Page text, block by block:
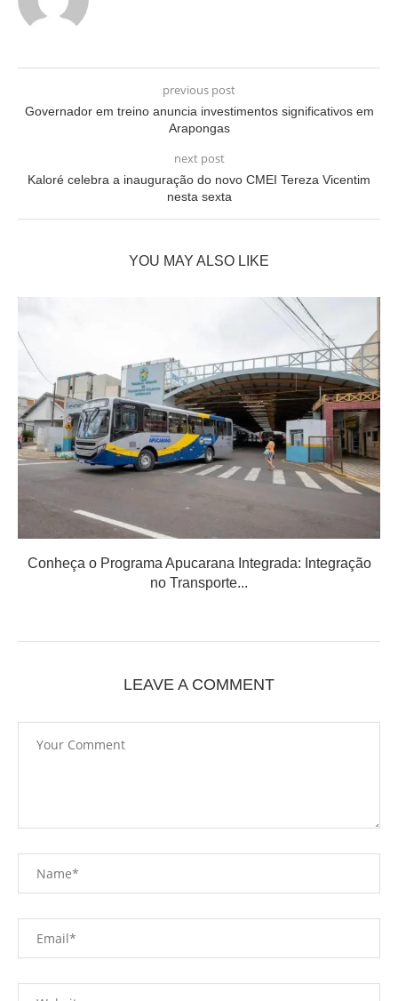
previous post
Governador em treino anuncia investimentos significativos em
Arapongas
next post
Kaloré celebra a inauguração do novo CMEI Tereza Vicentim
nesta sexta
YOU MAY ALSO LIKE
Conheça o Programa Apucarana Integrada: Integração
no Transporte...
LEAVE A COMMENT